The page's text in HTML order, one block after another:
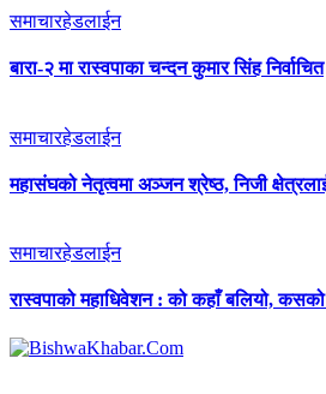
समाचारहेडलाईन
बारा-२ मा रास्वपाका चन्दन कुमार सिंह निर्वाचित
समाचारहेडलाईन
महासंघको नेतृत्वमा अञ्जन श्रेष्ठ, निजी
समाचारहेडलाईन
रास्वपाको महाधिवेशन : को कहाँ बलियो,